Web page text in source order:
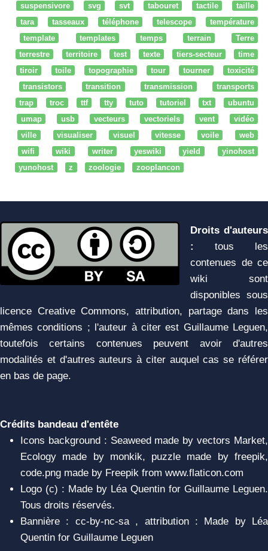
suspensivore
svg svt tabouret tactile
taille
tara
tasseaux téléphone telescope
température
template
templates temps terrain
Terre
terrestre
territoire test texte tiers-secteur
time
tiroir
toile topographie tour tourner
toxicité
transistors
transition transmission
transports
trap
troc ttf tty tuto tutoriel txt
ubuntu
umap
usb vecteurs vectoriels vent
vidéo
ville
visualiser visuel vitesse voile
web
wifi
wiki writer yeswiki yield
yinohost
yunohost
z zoologie zooplancon
Droits d'auteurs
:
tous les
contenues de ce
wiki sont
disponibles sous
licence Creative Commons, attribution, partage dans les
mêmes conditions ; l'auteur à citer est Guillaume Leguen,
toutefois certains contenues peuvent avoir d'autres
modalités et d'autres auteurs à citer auquel cas se référer
en bas de page.
Crédits bandeau d'entête
Icons background : Seaweed made by vectors Market,
Ecology made by monkik, puzzle made by freepik,
code.png made by Freepik from www.flaticon.com
Logo (c) : Made by Léa Quentin for Guillaume Leguen.
Tous droits réservés.
Bannière : cc-by-nc-sa , attribution : Made by Léa
Quentin for Guillaume Leguen